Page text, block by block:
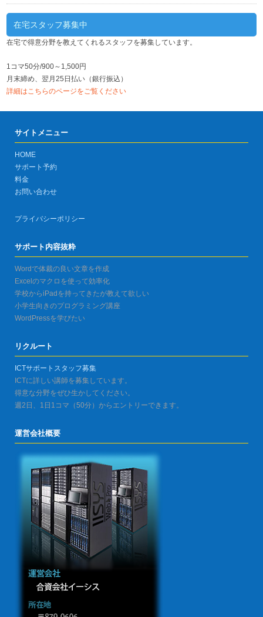
在宅スタッフ募集中
在宅で得意分野を教えてくれるスタッフを募集しています。
1コマ50分/900～1,500円
月末締め、翌月25日払い（銀行振込）
詳細はこちらのページをご覧ください
サイトメニュー
HOME
サポート予約
料金
お問い合わせ
プライバシーポリシー
サポート内容抜粋
Wordで体裁の良い文章を作成
Excelのマクロを使って効率化
学校からiPadを持ってきたが教えて欲しい
小学生向きのプログラミング講座
WordPressを学びたい
リクルート
ICTサポートスタッフ募集
ICTに詳しい講師を募集しています。
得意な分野をぜひ生かしてください。
週2日、1日1コマ（50分）からエントリーできます。
運営会社概要